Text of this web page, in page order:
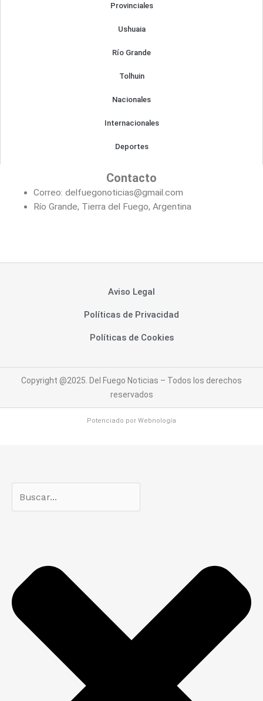
Provinciales
Ushuaia
Río Grande
Tolhuin
Nacionales
Internacionales
Deportes
Contacto
Correo: delfuegonoticias@gmail.com
Río Grande, Tierra del Fuego, Argentina
Aviso Legal
Políticas de Privacidad
Políticas de Cookies
Copyright @2025. Del Fuego Noticias – Todos los derechos
reservados
Potenciado por Webnología